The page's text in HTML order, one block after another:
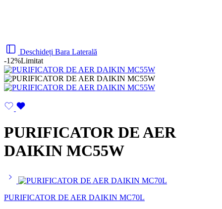
Deschideți Bara Laterală
-12%Limitat
PURIFICATOR DE AER
DAIKIN MC55W
PURIFICATOR DE AER DAIKIN MC70L